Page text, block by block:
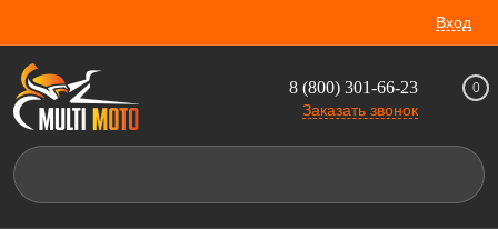
Вход
8 (800) 301-66-23
Заказать звонок
0